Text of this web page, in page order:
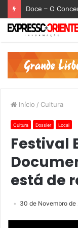
Doce – O
Início / Cultura
Cultura Dossier Local
Festival
está de
30 de Novembro de